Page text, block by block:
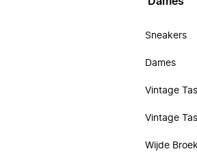
Sneakers
Dames
Vintage
Vintage
Wijde